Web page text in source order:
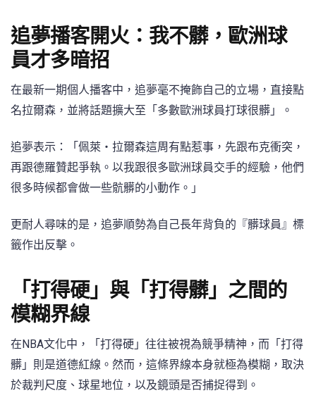
追夢播客開火：我不髒，歐洲球
員才多暗招
在最新一期個人播客中，追夢毫不掩飾自己的立場，直接點
名拉爾森，並將話題擴大至「多數歐洲球員打球很髒」。
追夢表示：「佩萊・拉爾森這周有點惹事，先跟布克衝突，
再跟德羅贊起爭執。以我跟很多歐洲球員交手的經驗，他們
很多時候都會做一些骯髒的小動作。」
更耐人尋味的是，追夢順勢為自己長年背負的『髒球員』標
籤作出反擊。
「打得硬」與「打得髒」之間的
模糊界線
在NBA文化中，「打得硬」往往被視為競爭精神，而「打得
髒」則是道德紅線。然而，這條界線本身就極為模糊，取決
於裁判尺度、球星地位，以及鏡頭是否捕捉得到。